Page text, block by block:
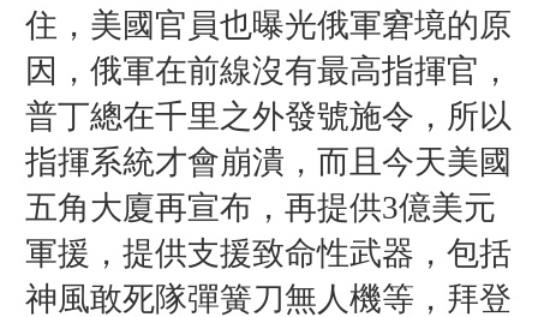
住，美國官員也曝光俄軍窘境的原
因，俄軍在前線沒有最高指揮官，
普丁總在千里之外發號施令，所以
指揮系統才會崩潰，而且今天美國
五角大廈再宣布，再提供3億美元
軍援，提供支援致命性武器，包括
神風敢死隊彈簧刀無人機等，拜登